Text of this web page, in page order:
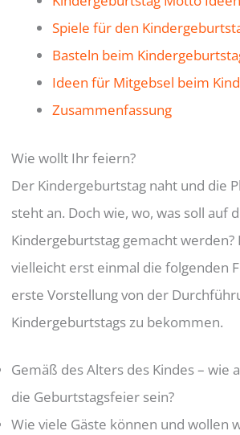
Spiele für den
Basteln beim
Ideen für Mitgebsel beim
Zusammenfassung
Wie wollt Ihr feiern?
Der Kindergeburtstag naht und die
steht an. Doch wie, wo, was soll auf
Kindergeburtstag gemacht
vielleicht erst einmal die folgenden
erste Vorstellung von der
Kindergeburtstags zu bekommen.
Gemäß des Alters des Kindes – wie
die Geburtstagsfeier sein?
Wie viele Gäste können und wollen